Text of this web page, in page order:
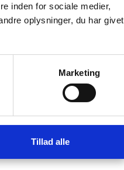
inden for sociale medier,
oplysninger, du har givet
Marketing
Tillad alle